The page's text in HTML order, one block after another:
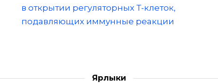
в открытии регуляторных Т-клеток,
подавляющих иммунные реакции
Ярлыки